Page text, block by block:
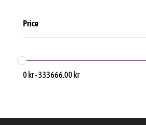
Price
0 kr-333666.00 kr